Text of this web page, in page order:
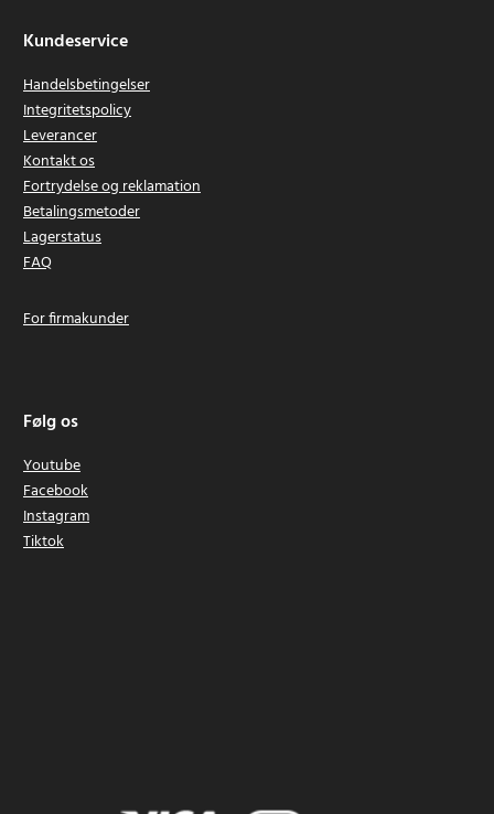
Kundeservice
Handelsbetingelser
Integritetspolicy
Leverancer
Kontakt os
Fortrydelse og reklamation
Betalingsmetoder
Lagerstatus
FAQ
For firmakunder
Følg os
Youtube
Facebook
Instagram
Tiktok